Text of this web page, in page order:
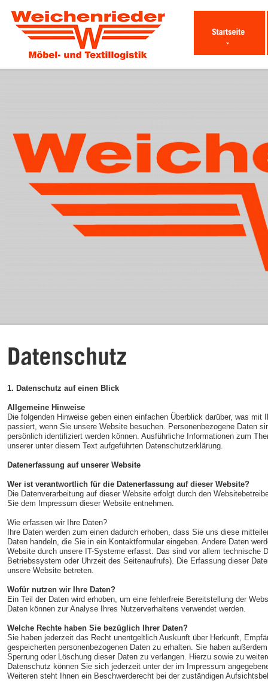
1. Datenschutz auf einen Blick
Allgemeine Hinweise
Die folgenden Hinweise geben einen einfachen Überblick darüber, was mit
passiert, wenn Sie unsere Website besuchen. Personenbezogene Daten
persönlich identifiziert werden können. Ausführliche Informationen zum
unserer unter diesem Text aufgeführten Datenschutzerklärung.
Datenerfassung auf unserer Website
Wer ist verantwortlich für die Datenerfassung auf dieser Website?
Die Datenverarbeitung auf dieser Website erfolgt durch den
Sie dem Impressum dieser Website entnehmen.
Wie erfassen wir Ihre Daten?
Ihre Daten werden zum einen dadurch erhoben, dass Sie uns diese
Daten handeln, die Sie in ein Kontaktformular eingeben. Andere Daten
Website durch unsere IT-Systeme erfasst. Das sind vor allem technische
Betriebssystem oder Uhrzeit des Seitenaufrufs). Die Erfassung dieser
unsere Website betreten.
Wofür nutzen wir Ihre Daten?
Ein Teil der Daten wird erhoben, um eine fehlerfreie Bereitstellung der
Daten können zur Analyse Ihres Nutzerverhaltens verwendet werden.
Welche Rechte haben Sie bezüglich Ihrer Daten?
Sie haben jederzeit das Recht unentgeltlich Auskunft über Herkunft,
gespeicherten personenbezogenen Daten zu erhalten. Sie haben
Sperrung oder Löschung dieser Daten zu verlangen. Hierzu sowie zu
Datenschutz können Sie sich jederzeit unter der im Impressum
Weiteren steht Ihnen ein Beschwerderecht bei der zuständigen